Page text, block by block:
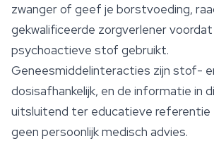
zwanger of geef je borstvoeding,
gekwalificeerde zorgverlener voordat
psychoactieve stof gebruikt.
Geneesmiddelinteracties zijn stof-
dosisafhankelijk, en de informatie in
uitsluitend ter educatieve
geen persoonlijk medisch advies.